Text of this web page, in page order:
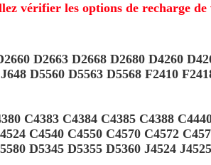
vérifier les options de recharge
D2663 D2668 D2680 D4260
D5560 D5563 D5568 F2410
C4383 C4384 C4385 C4388
C4540 C4550 C4570 C4572
D5345 D5355 D5360 J4524